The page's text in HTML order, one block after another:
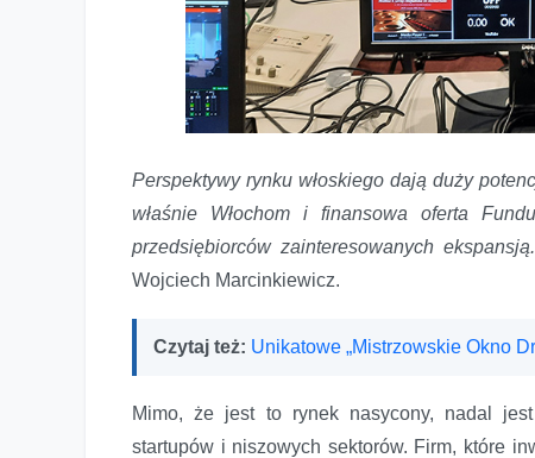
Perspektywy rynku włoskiego dają duży
właśnie Włochom i finansowa oferta
przedsiębiorców zainteresowanych
Wojciech Marcinkiewicz.
Czytaj też: Unikatowe „Mistrzowskie Okno
Mimo, że jest to rynek nasycony, nadal
startupów i niszowych sektorów. Firm, które